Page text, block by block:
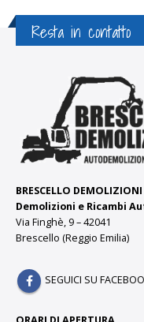
Resta in contatto
BRESCELLO DEMOLIZIONI
Demolizioni e Ricambi
Via Finghè, 9 – 42041
Brescello (Reggio Emilia)
SEGUICI SU